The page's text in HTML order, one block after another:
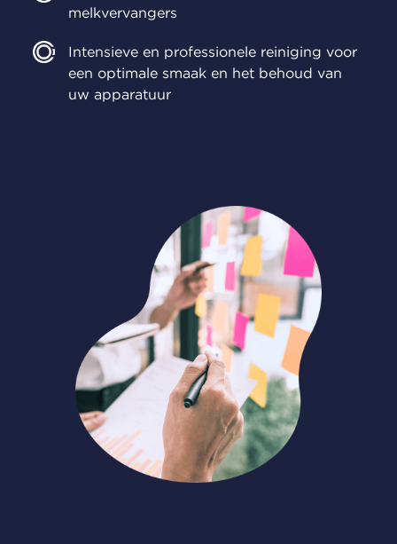
melkvervangers
Intensieve en professionele reiniging voor
een optimale smaak en het behoud van
uw apparatuur